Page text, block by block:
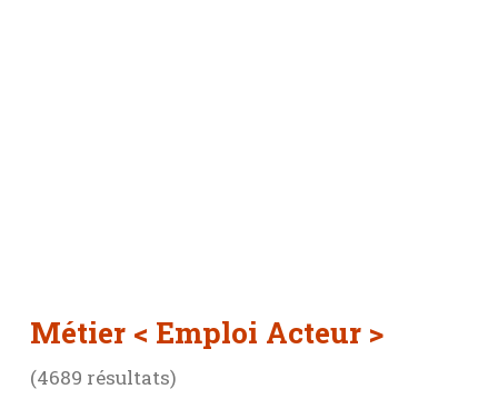
Métier < Emploi Acteur >
(4689 résultats)